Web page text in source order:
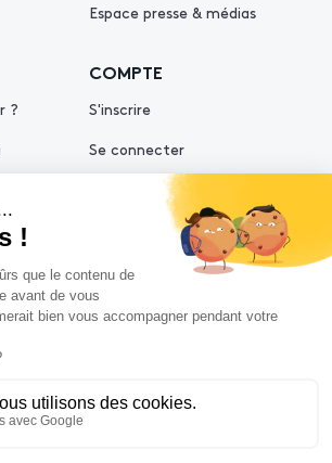
Espace presse & médias
?
COMPTE
S'inscrire
Se connecter
de confidentialitéPolitique cookies
générales d'utilisation